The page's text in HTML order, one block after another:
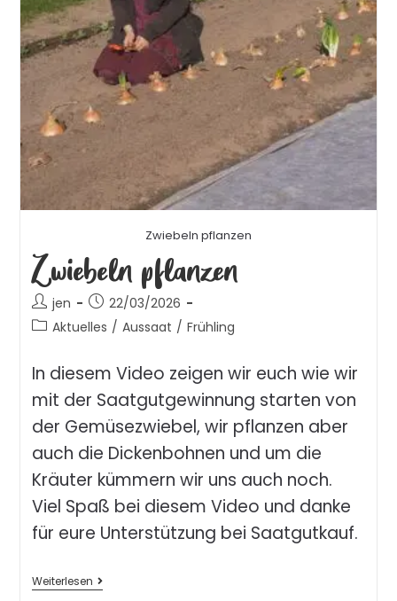
Zwiebeln pflanzen
Zwiebeln pflanzen
jen
22/03/2026
Aktuelles / Aussaat / Frühling
In diesem Video zeigen wir euch wie wir
mit der Saatgutgewinnung starten von
der Gemüsezwiebel, wir pflanzen aber
auch die Dickenbohnen und um die
Kräuter kümmern wir uns auch noch.
Viel Spaß bei diesem Video und danke
für eure Unterstützung bei Saatgutkauf.
Weiterlesen